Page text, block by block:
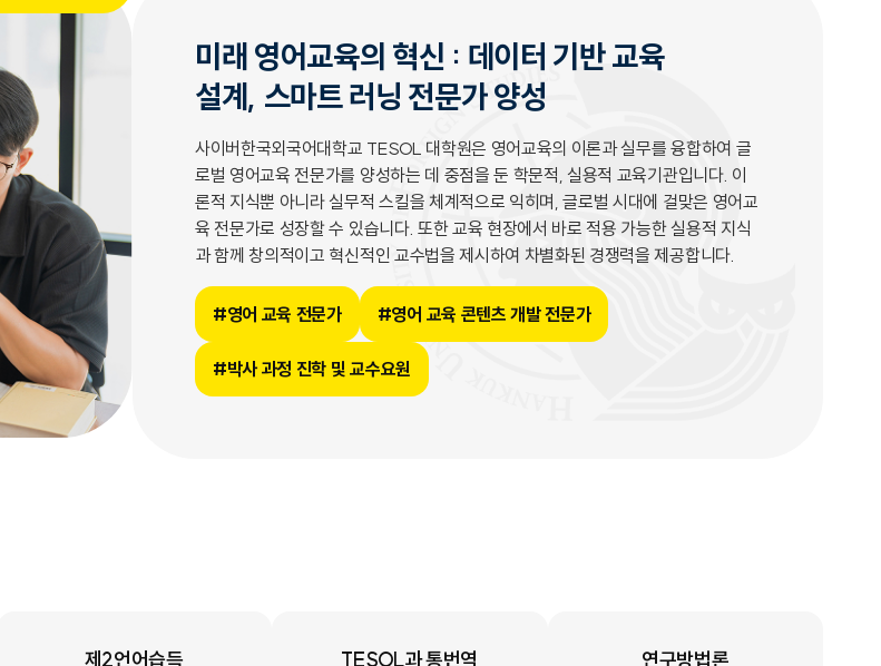
미래 영어교육의 혁신 : 데이터 기반 교육
설계, 스마트 러닝 전문가 양성
사이버한국외국어대학교 TESOL 대학원은 영어교육의 이론과 실무를 융합하여 글
로벌 영어교육 전문가를 양성하는 데 중점을 둔 학문적, 실용적 교육기관입니다. 이
론적 지식뿐 아니라 실무적 스킬을 체계적으로 익히며, 글로벌 시대에 걸맞은 영어교
육 전문가로 성장할 수 있습니다. 또한 교육 현장에서 바로 적용 가능한 실용적 지식
과 함께 창의적이고 혁신적인 교수법을 제시하여 차별화된 경쟁력을 제공합니다.
#영어 교육 전문가 #영어 교육 콘텐츠 개발 전문가
#박사 과정 진학 및 교수요원
제2언어습득 TESOL과 통번역 연구방법론